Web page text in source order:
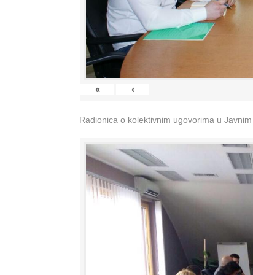
« ‹
Radionica o kolektivnim ugovorima u